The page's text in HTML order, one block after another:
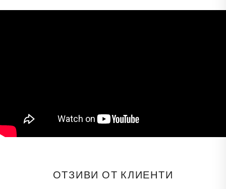
ОТЗИВИ ОТ КЛИЕНТИ